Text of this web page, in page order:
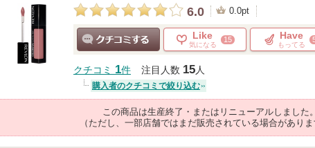
6.0 0.0pt
Like
気になる
15 Have
もってる
クチコミ 1件 注目人数 15人
購入者のクチコミで絞り込む
この商品は生産終了・またはリニューアルしました。
（ただし、一部店舗ではまだ販売されている場合がありま